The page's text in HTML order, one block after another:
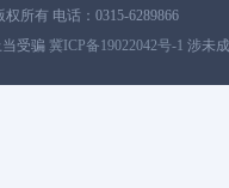
权所有 电话：0315-6289866
受骗 冀ICP备19022042号-1 涉未